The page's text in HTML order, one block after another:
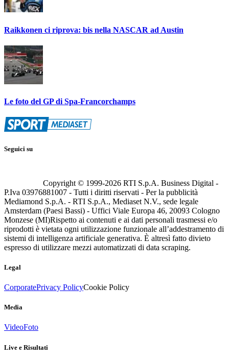
Raikkonen ci riprova: bis nella NASCAR ad Austin
Le foto del GP di Spa-Francorchamps
Seguici su
Copyright © 1999-2026 RTI S.p.A. Business Digital -
P.Iva 03976881007 - Tutti i diritti riservati - Per la pubblicità
Mediamond S.p.A. - RTI S.p.A., Mediaset N.V., sede legale
Amsterdam (Paesi Bassi) - Uffici Viale Europa 46, 20093 Cologno
Monzese (MI)Rispetto ai contenuti e ai dati personali trasmessi e/o
riprodotti è vietata ogni utilizzazione funzionale all’addestramento di
sistemi di intelligenza artificiale generativa. È altresì fatto divieto
espresso di utilizzare mezzi automatizzati di data scraping.
Legal
CorporatePrivacy PolicyCookie Policy
Media
VideoFoto
Live e Risultati